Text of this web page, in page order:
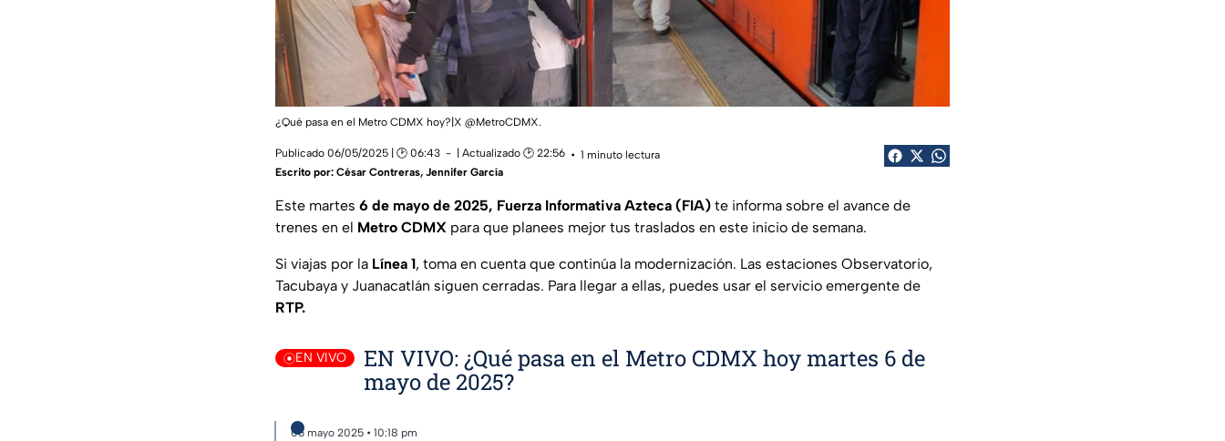
¿Qué pasa en el Metro CDMX hoy?|X @MetroCDMX.
Publicado 06/05/2025 | 🕑 06:43 | Actualizado 🕑 22:56
1 minuto lectura
Escrito por: César Contreras, Jennifer García
Este martes 6 de mayo de 2025, Fuerza Informativa Azteca (FIA) te informa sobre el avance de
trenes en el Metro CDMX para que planees mejor tus traslados en este inicio de semana.
Si viajas por la Línea 1, toma en cuenta que continúa la modernización. Las estaciones Observatorio,
Tacubaya y Juanacatlán siguen cerradas. Para llegar a ellas, puedes usar el servicio emergente de
RTP.
EN VIVO
EN VIVO: ¿Qué pasa en el Metro CDMX hoy martes 6 de
mayo de 2025?
06 mayo 2025 • 10:18 pm